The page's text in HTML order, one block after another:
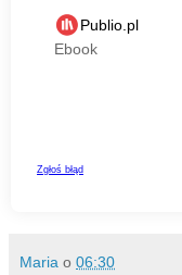
Maria o 06:30